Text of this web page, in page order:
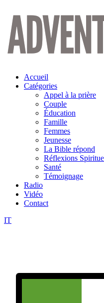
Aller
contenu
Accueil
Catégories
Appel à la prière
Couple
Éducation
Famille
Femmes
Jeunesse
La Bible répond
Réflexions
Santé
Témoignage
Radio
Vidéo
Contact
IT